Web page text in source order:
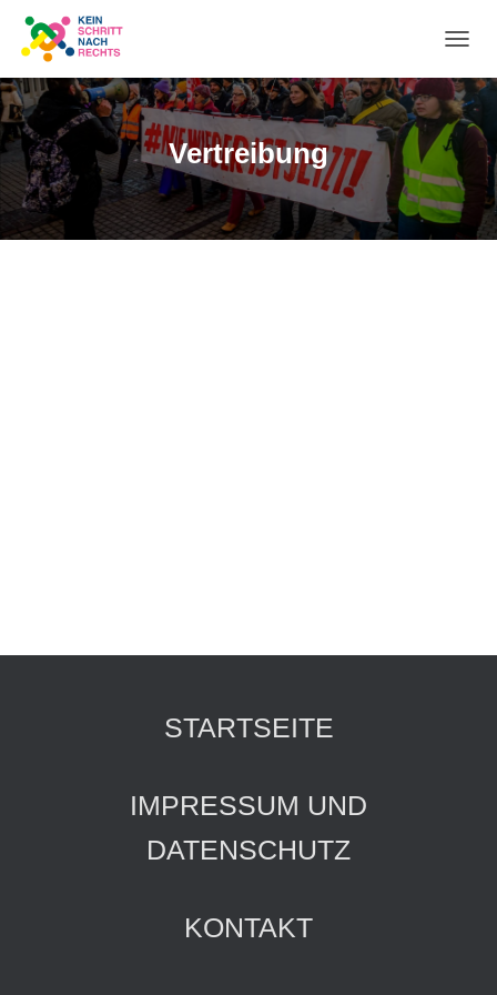
Vertreibung
STARTSEITE
IMPRESSUM UND
DATENSCHUTZ
KONTAKT